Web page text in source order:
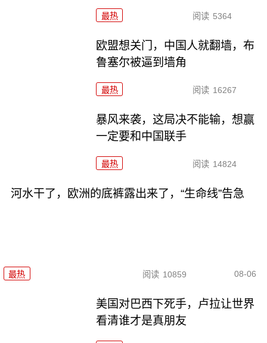
最热 阅读 5364
欧盟想关门，中国人就翻墙，布
鲁塞尔被逼到墙角
最热 阅读 16267
暴风来袭，这局决不能输，想赢
一定要和中国联手
最热 阅读 14824
河水干了，欧洲的底裤露出来了，“生命线”告急
最热 阅读 10859 08-06
美国对巴西下死手，卢拉让世界
看清谁才是真朋友